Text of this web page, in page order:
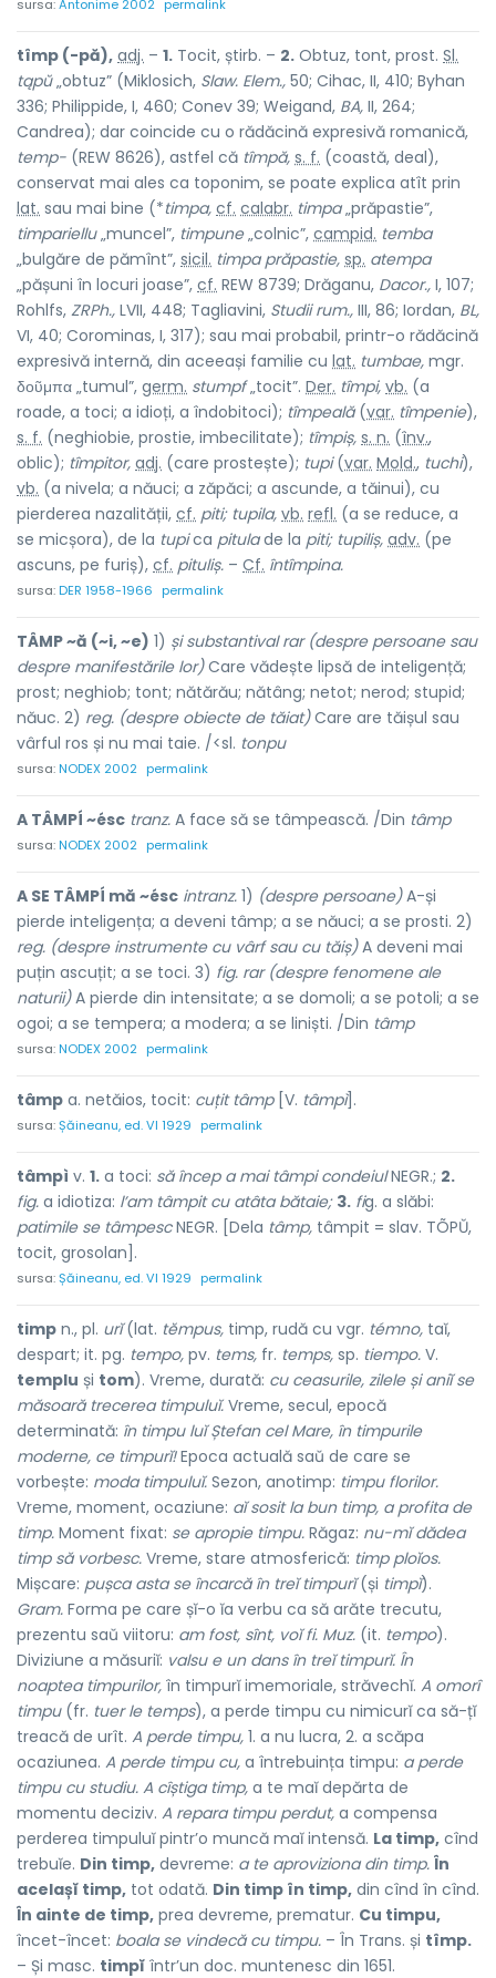
sursa:Antonime 2002 permalink
tîmp (-pă), adj. – 1. Tocit, știrb. – 2. Obtuz, tont, prost. Sl.
tąpŭ„obtuz” (Miklosich, Slaw. Elem., 50; Cihac, II, 410; Byhan
336; Philippide, I, 460; Conev 39; Weigand, BA, II, 264;
Candrea); dar coincide cu o rădăcină expresivă romanică,
temp- (REW 8626), astfel că tîmpă, s. f. (coastă, deal),
conservat mai ales ca toponim, se poate explica atît prin
lat. sau mai bine (*timpa, cf. calabr. timpa„prăpastie”,
timpariellu„muncel”, timpune„colnic”, campid. temba
„bulgăre de pămînt”, sicil. timpa prăpastie, sp. atempa
„pășuni în locuri joase”, cf. REW 8739; Drăganu, Dacor., I, 107;
Rohlfs, ZRPh., LVII, 448; Tagliavini, Studii rum., III, 86; Iordan, BL,
VI, 40; Corominas, I, 317); sau mai probabil, printr-o rădăcină
expresivă internă, din aceeași familie cu lat. tumbae, mgr.
δοῦμπα „tumul”, germ. stumpf„tocit”. Der. tîmpi, vb. (a
roade, a toci; a idioți, a îndobitoci); tîmpeală(var. tîmpenie),
s. f. (neghiobie, prostie, imbecilitate); tîmpiș, s. n. (înv.,
oblic); tîmpitor, adj. (care prostește); tupi(var. Mold., tuchi),
vb. (a nivela; a năuci; a zăpăci; a ascunde, a tăinui), cu
pierderea nazalității, cf. piti; tupila, vb. refl. (a se reduce, a
se micșora), de la tupica pitulade la piti; tupiliș, adv. (pe
ascuns, pe furiș), cf. pituliș. – Cf. întîmpina.
sursa:DER 1958-1966 permalink
TÂMP ~ă (~i, ~e) 1) și substantival rar (despre persoane sau
despre manifestările lor)Care vădește lipsă de inteligență;
prost; neghiob; tont; nătărău; nătâng; netot; nerod; stupid;
năuc. 2) reg. (despre obiecte de tăiat)Care are tăișul sau
vârful ros și nu mai taie. /<sl. tonpu
sursa:NODEX 2002 permalink
A TÂMPÍ ~ésc tranz. A face să se tâmpească. /Din tâmp
sursa:NODEX 2002 permalink
A SE TÂMPÍ mă ~ésc intranz. 1) (despre persoane)A-și
pierde inteligența; a deveni tâmp; a se năuci; a se prosti. 2)
reg. (despre instrumente cu vârf sau cu tăiș)A deveni mai
puțin ascuțit; a se toci. 3) fig. rar (despre fenomene ale
naturii)A pierde din intensitate; a se domoli; a se potoli; a se
ogoi; a se tempera; a modera; a se liniști. /Din tâmp
sursa:NODEX 2002 permalink
tâmp a. netăios, tocit: cuțit tâmp[V. tâmpì].
sursa:Șăineanu, ed. VI 1929 permalink
tâmpì v. 1. a toci: să încep a mai tâmpi condeiulNEGR.; 2.
fig. a idiotiza: l’am tâmpit cu atâta bătaie; 3. fig. a slăbi:
patimile se tâmpescNEGR. [Dela tâmp, tâmpit = slav. TÕPŬ,
tocit, grosolan].
sursa:Șăineanu, ed. VI 1929 permalink
timp n., pl. urĭ(lat. tĕmpus, timp, rudă cu vgr. témno, taĭ,
despart; it. pg. tempo, pv. tems, fr. temps, sp. tiempo. V.
templu și tom). Vreme, durată: cu ceasurile, zilele și aniĭ se
măsoară trecerea timpuluĭ. Vreme, secul, epocă
determinată: în timpu luĭ Ștefan cel Mare, în timpurile
moderne, ce timpurĭ!Epoca actuală saŭ de care se
vorbește: moda timpuluĭ. Sezon, anotimp: timpu florilor.
Vreme, moment, ocaziune: aĭ sosit la bun timp, a profita de
timp. Moment fixat: se apropie timpu. Răgaz: nu-mĭ dădea
timp să vorbesc. Vreme, stare atmosferică: timp ploĭos.
Mișcare: pușca asta se încarcă în treĭ timpurĭ(și timpĭ).
Gram. Forma pe care șĭ-o ĭa verbu ca să arăte trecutu,
prezentu saŭ viitoru: am fost, sînt, voĭ fi. Muz. (it. tempo).
Diviziune a măsuriĭ: valsu e un dans în treĭ timpurĭ. În
noaptea timpurilor, în timpurĭ imemoriale, străvechĭ. A omorî
timpu(fr. tuer le temps), a perde timpu cu nimicurĭ ca să-țĭ
treacă de urît. A perde timpu, 1. a nu lucra, 2. a scăpa
ocaziunea. A perde timpu cu, a întrebuința timpu: a perde
timpu cu studiu. A cîștiga timp, a te maĭ depărta de
momentu deciziv. A repara timpu perdut, a compensa
perderea timpuluĭ pintr’o muncă maĭ intensă. La timp, cînd
trebuĭe. Din timp, devreme: a te aproviziona din timp. În
acelașĭ timp, tot odată. Din timp în timp, din cînd în cînd.
În ainte de timp, prea devreme, prematur. Cu timpu,
încet-încet: boala se vindecă cu timpu. – În Trans. și tîmp.
– Și masc. timpĭ într’un doc. muntenesc din 1651.